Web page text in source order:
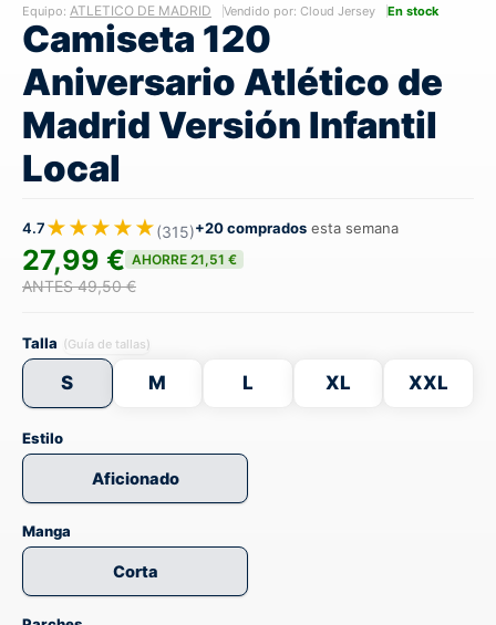
Equipo: ATLETICO DE MADRID Vendido por: Cloud Jersey En stock
Camiseta 120
Aniversario Atlético de
Madrid Versión Infantil
Local
4.7★★★★★(315)+20 comprados esta semana
27,99 € AHORRE 21,51 €
ANTES 49,50 €
Talla (Guía de tallas)
S M L XL XXL
Estilo
Aficionado
Manga
Corta